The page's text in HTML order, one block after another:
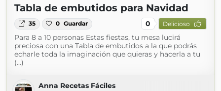
Tabla de embutidos para Navidad
35 0 Guardar 0 Delicioso
Para 8 a 10 personas Estas fiestas, tu mesa lucirá
preciosa con una Tabla de embutidos a la que podrás
echarle toda la imaginación que quieras y hacerla a tu
(...)
Anna Recetas Fáciles